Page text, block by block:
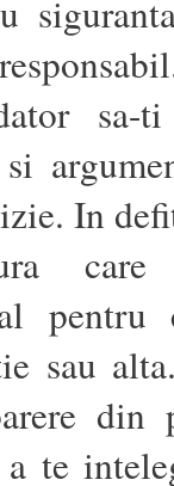
sa-
In
pentru
sau
din
te